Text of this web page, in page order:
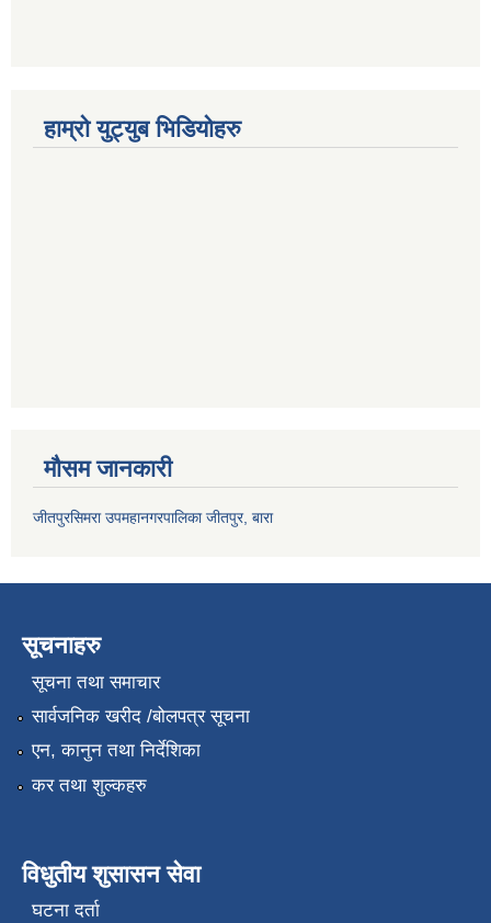
हाम्रो युट्युब भिडियोहरु
मौसम जानकारी
जीतपुरसिमरा उपमहानगरपालिका जीतपुर, बारा
सूचनाहरु
सूचना तथा समाचार
सार्वजनिक खरीद /बोलपत्र सूचना
एन, कानुन तथा निर्देशिका
कर तथा शुल्कहरु
विधुतीय शुसासन सेवा
घटना दर्ता